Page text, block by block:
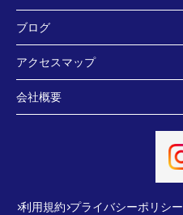
ブログ
アクセスマップ
会社概要
利用規約 プライバシーポリシー